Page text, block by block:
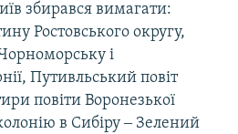
збирався вимагати:
Ростовського округу,
і
Путивльський повіт
повіти Воронезької
в Сибіру ‒ Зелений